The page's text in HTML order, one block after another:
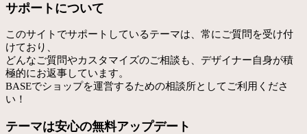
サポートについて
このサイトでサポートしているテーマは、常にご質問を受け付
けており、
どんなご質問やカスタマイズのご相談も、デザイナー自身が積
極的にお返事しています。
BASEでショップを運営するための相談所としてご利用くださ
い！
テーマは安心の無料アップデート